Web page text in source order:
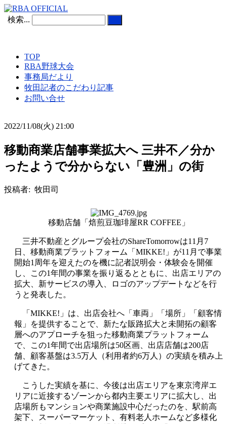
検索...
TOP
RBA野球大会
事務局だより
牧田記者のこだわり記事
お問い合せ
2022/11/08(火) 21:00
移動商業店舗事業拡大へ 三井不／分か
ったようで分からない「豊洲」の街
投稿者: 牧田司
移動店舗「焙煎豆珈琲屋RR COFFEE」
三井不動産とグループ会社のShareTomorrowは11月7
日、移動商業プラットフォーム「MIKKE!」が11月で事業
開始1周年を迎えたのを機に記者説明会・体験会を開催
し、この1年間の事業を振り返るとともに、出店エリアの
拡大、新サービスの導入、ロゴのアップデートなどを行
うと発表した。
「MIKKE!」は、出店会社へ「車両」「場所」「顧客情
報」を提供することで、新たな販路拡大と未開拓の顧客
層へのアプローチを狙った移動商業プラットフォーム
で、この1年間で出店場所は50区画、出店店舗は200店
舗、顧客基盤は3.5万人（利用者約6万人）の実績を積み上
げてきた。
こうした実績を基に、今後は出店エリアを東京湾岸エ
リアに近接するゾーンから都内主要エリアに拡大し、出
店場所もマンションや商業施設中心だったのを、駅前高
架下、スーパーマーケット、有料老人ホームなど多様化